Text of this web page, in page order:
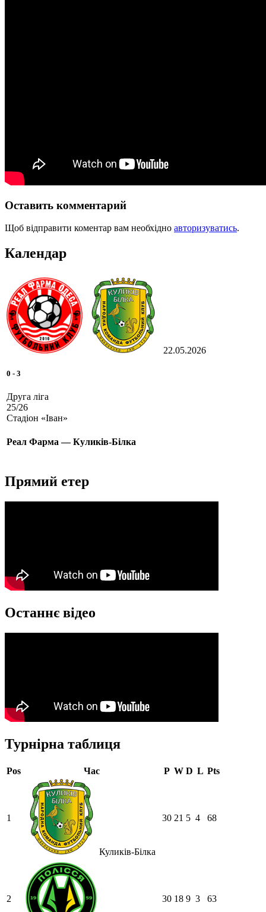
Оставить комментарий
Щоб відправити коментар вам необхідно авторизуватись.
Календар
22.05.2026
0 - 3
Друга ліга
25/26
Стадіон «Іван»
Реал Фарма — Куликів-Білка
Прямий етер
Останнє відео
Турнірна таблиця
Pos Час P W D L Pts
1
Куликів-Білка
30 21 5 4 68
2 30 18 9 3 63